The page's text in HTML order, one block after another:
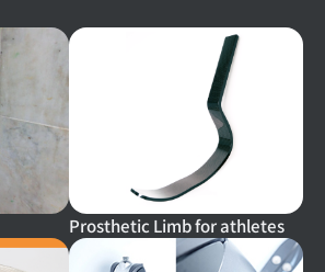
Prosthetic Limb for athletes